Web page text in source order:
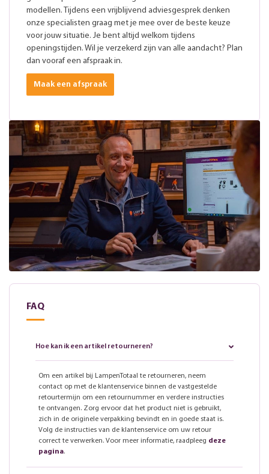
modellen. Tijdens een vrijblijvend adviesgesprek denken
onze specialisten graag met je mee over de beste keuze
voor jouw situatie. Je bent altijd welkom tijdens
openingstijden. Wil je verzekerd zijn van alle aandacht? Plan
dan vooraf een afspraak in.
Maak een afspraak
FAQ
Hoe kan ik een artikel retourneren?
Om een artikel bij LampenTotaal te retourneren, neem
contact op met de klantenservice binnen de vastgestelde
retourtermijn om een retournummer en verdere instructies
te ontvangen. Zorg ervoor dat het product niet is gebruikt,
zich in de originele verpakking bevindt en in goede staat is.
Volg de instructies van de klantenservice om uw retour
correct te verwerken. Voor meer informatie, raadpleeg deze
pagina.